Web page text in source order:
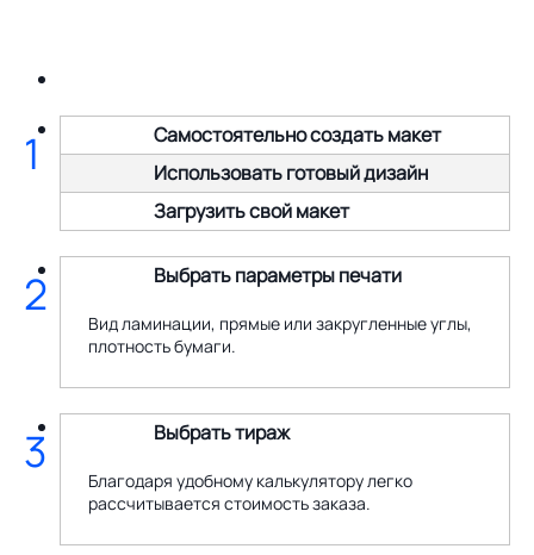
Самостоятельно создать макет
Использовать готовый дизайн
Загрузить свой макет
1
Выбрать параметры печати
Вид ламинации, прямые или закругленные углы,
плотность бумаги.
2
Выбрать тираж
Благодаря удобному калькулятору легко
рассчитывается стоимость заказа.
3